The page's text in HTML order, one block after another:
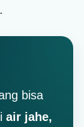
bisa
air jahe,